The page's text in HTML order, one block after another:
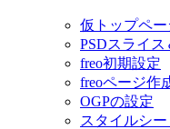
仮トップペー
PSDスライス
freo初期設定
freoページ作
OGPの設定
スタイルシー